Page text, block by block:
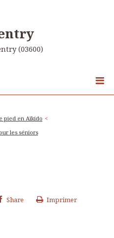
(03600)
pied en Aïkido
les séniors
Share Imprimer